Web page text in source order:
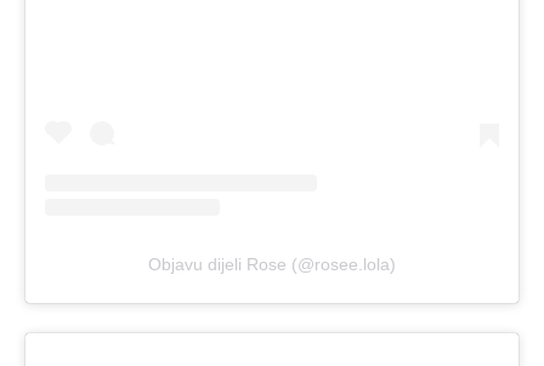
Objavu dijeli Rose (@rosee.lola)